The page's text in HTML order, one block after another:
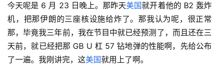
今天呢是 6 月 23 日晚上。那昨天美国就开着他的 B2 轰炸
机，把那伊朗的三座核设施给炸了。那我认为呢，很正常
那，毕竟我三年前，我在节目中就已经预测了，而且还在三
天前，就已经把那 GB U 杠 57 钻地弹的性能啊，先给公布
了一遍。我刚讲完，这美国就用上了啊。